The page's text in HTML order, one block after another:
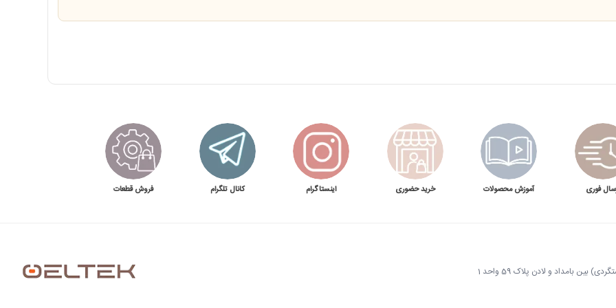
اتاق خواب، منزل یا محل کار
بزرگ‌تر در محدوده توان دستگاه
فوری آموزش محصولات خرید حضوری اینستاگرام کانال تلگرام فروش قطعات
بامداد و لادن پلاک 59 واحد 1